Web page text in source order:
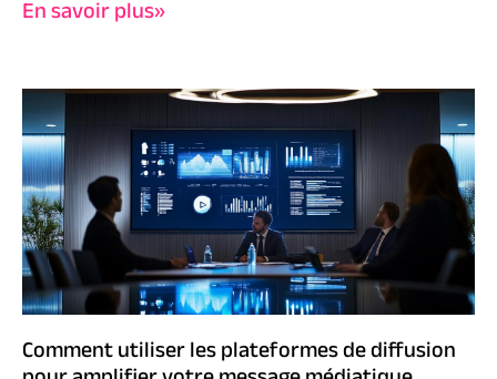
En savoir plus»
Comment utiliser les plateformes de diffusion